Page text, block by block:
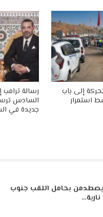
إلى باب
استمرار
رسالة
السادس
جديدة في
بحامل اللقب جنوب